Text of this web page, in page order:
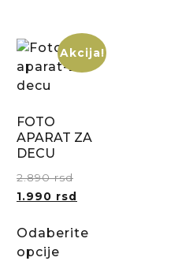
Akcija!
FOTO
APARAT ZA
DECU
2.890rsd
1.990 rsd
Odaberite
opcije